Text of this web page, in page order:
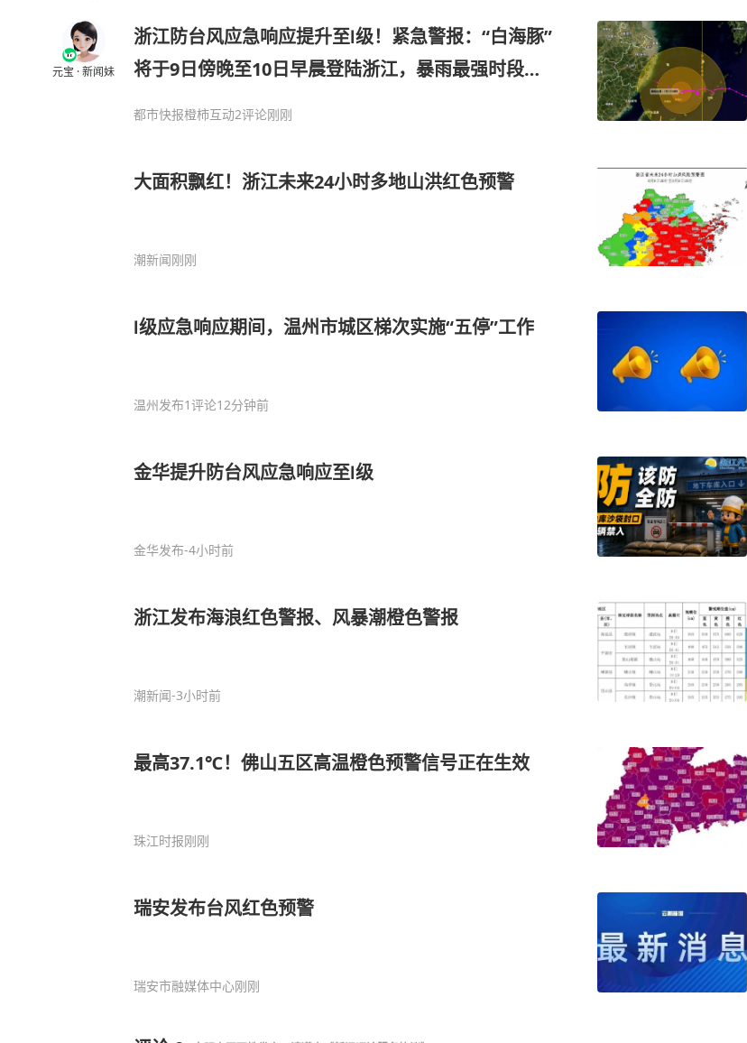
元宝 · 新闻妹
浙江防台风应急响应提升至Ⅰ级！紧急警报：“白海豚”
将于9日傍晚至10日早晨登陆浙江，暴雨最强时段逼
都市快报橙柿互动2评论刚刚
大面积飘红！浙江未来24小时多地山洪红色预警
潮新闻刚刚
Ⅰ级应急响应期间，温州市城区梯次实施“五停”工作
温州发布1评论12分钟前
金华提升防台风应急响应至Ⅰ级
金华发布-4小时前
浙江发布海浪红色警报、风暴潮橙色警报
潮新闻-3小时前
最高37.1℃！佛山五区高温橙色预警信号正在生效
珠江时报刚刚
瑞安发布台风红色预警
瑞安市融媒体中心刚刚